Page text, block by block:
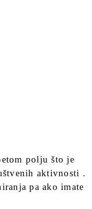
polju što je
aktivnosti .
pa ako imate